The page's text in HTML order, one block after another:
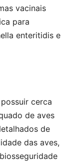
vacinais
para
enteritidis e
cerca
de aves
de
das aves,